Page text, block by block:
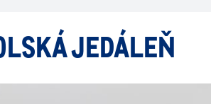
JEDÁLEŇ